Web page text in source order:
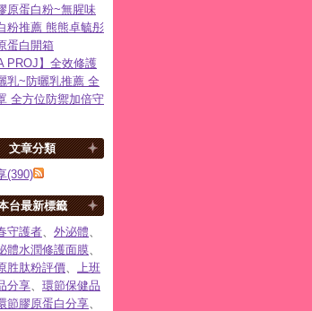
原蛋白粉~無腥味
粉推薦 熊熊卓毓彤
蛋白開箱
PROJ】全效修護
乳~防曬乳推薦 全
全方位防禦加倍守
文章分類
(390)
台最新標籤
守護者、 外泌體、
體水潤修護面膜、
胜肽粉評價、 上班
分享、 環節保健品
節膠原蛋白分享、